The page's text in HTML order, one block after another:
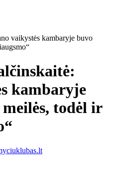
kambaryje
todėl ir